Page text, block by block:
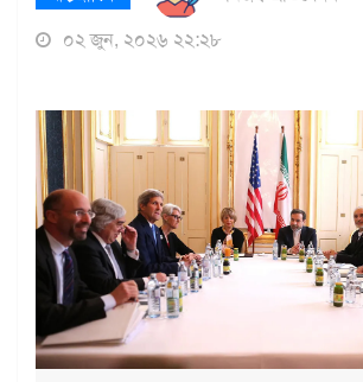
০২ জুন, ২০২৬ ২২:২৮